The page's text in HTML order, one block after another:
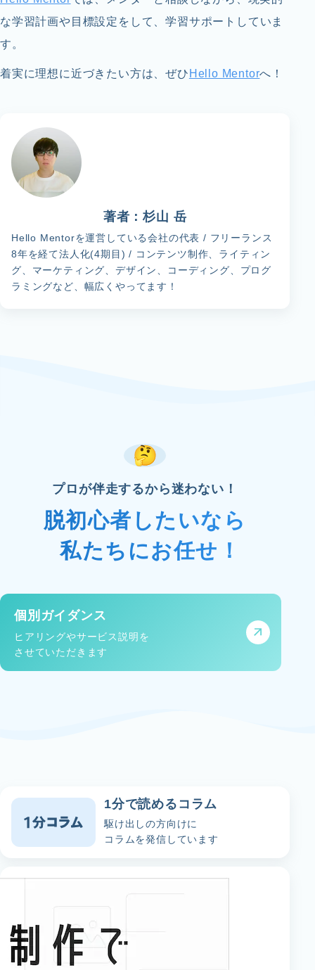
な学習計画や目標設定をして、学習サポートしていま
す。
着実に理想に近づきたい方は、ぜひ Hello Mentorへ！
著者：杉山 岳
Hello Mentorを運営している会社の代表 / フリーランス
8年を経て法人化(4期目) / コンテンツ制作、ライティン
グ、マーケティング、デザイン、コーディング、プログ
ラミングなど、幅広くやってます！
プロが伴走するから迷わない！
脱初心者したいなら
私たちにお任せ！
個別ガイダンス
ヒアリングやサービス説明を
させていただきます
1分で読めるコラム
駆け出しの方向けに
コラムを発信しています